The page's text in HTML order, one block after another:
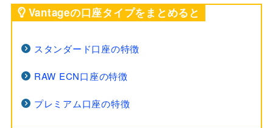
Vantageの口座タイプをまとめると
スタンダード口座の特徴
RAW ECN口座の特徴
プレミアム口座の特徴